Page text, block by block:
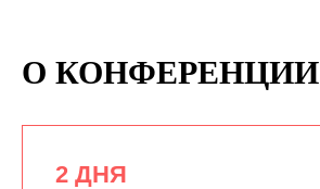
О КОНФЕРЕНЦИИ
2 ДНЯ